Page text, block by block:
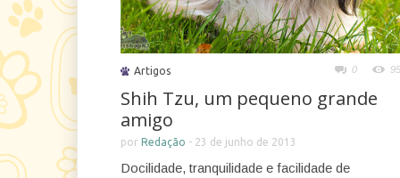
Artigos 0
Shih Tzu, um pequeno grande
amigo
por Redação - 23 de junho de 2013
Docilidade, tranquilidade e facilidade de